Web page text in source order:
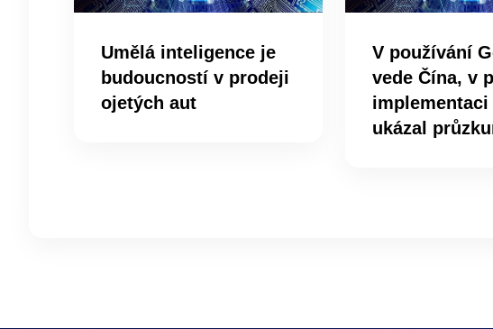
Umělá inteligence je
budoucností v prodeji
ojetých aut
V používání
vede Čína, v
implementaci
ukázal